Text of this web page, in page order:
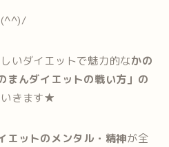
(^^)/
いダイエットで魅力的なかの
まんダイエットの戦い方」の
いきます★
エットのメンタル・精神が全